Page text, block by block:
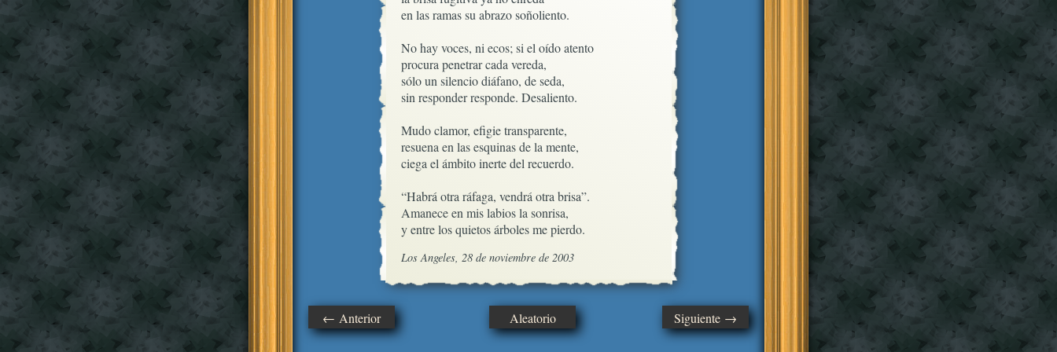
en las ramas su abrazo soñoliento.
No hay voces, ni ecos; si el oído atento
procura penetrar cada vereda,
sólo un silencio diáfano, de seda,
sin responder responde. Desaliento.
Mudo clamor, efigie transparente,
resuena en las esquinas de la mente,
ciega el ámbito inerte del recuerdo.
“Habrá otra ráfaga, vendrá otra brisa”.
Amanece en mis labios la sonrisa,
y entre los quietos árboles me pierdo.
Los Angeles, 28 de noviembre de 2003
← Anterior Aleatorio Siguiente →